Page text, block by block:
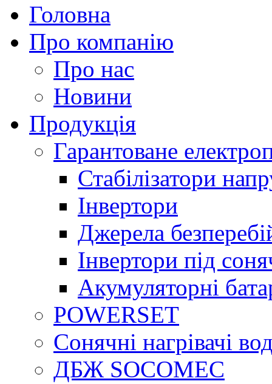
Головна
Про компанію
Про нас
Новини
Продукція
Гарантоване
Стабілізатори
Інвертори
Джерела
Інвертори під
Акумуляторні
POWERSET
Сонячні нагрівачі
ДБЖ SOCOMEC